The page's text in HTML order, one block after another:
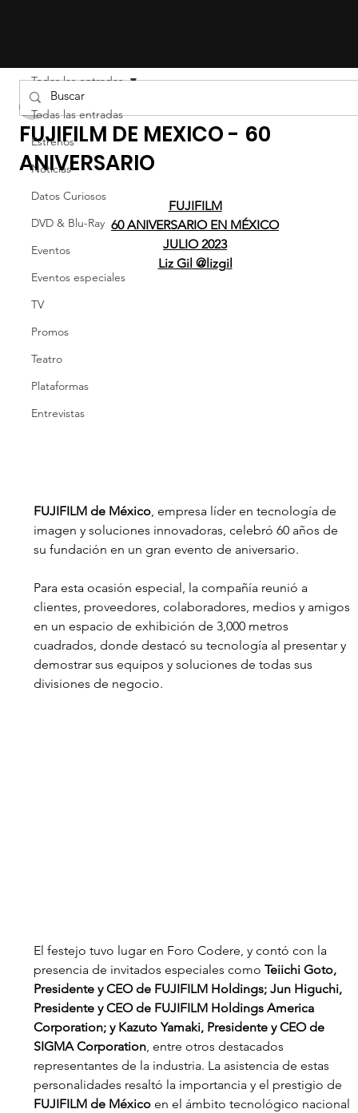
Todas las entradas
Estrenos
Noticias
Datos Curiosos
DVD & Blu-Ray
Eventos
Eventos especiales
TV
Promos
Teatro
Plataformas
Entrevistas
Todas las entradas
FUJIFILM DE MEXICO - 60
ANIVERSARIO
FUJIFILM
60 ANIVERSARIO EN MÉXICO
JULIO 2023
Liz Gil @lizgil
FUJIFILM de México, empresa líder en tecnología de
imagen y soluciones innovadoras, celebró 60 años de
su fundación en un gran evento de aniversario.
Para esta ocasión especial, la compañía reunió a
clientes, proveedores, colaboradores, medios y amigos
en un espacio de exhibición de 3,000 metros
cuadrados, donde destacó su tecnología al presentar y
demostrar sus equipos y soluciones de todas sus
divisiones de negocio.
El festejo tuvo lugar en Foro Codere, y contó con la
presencia de invitados especiales como Teiichi Goto,
Presidente y CEO de FUJIFILM Holdings; Jun Higuchi,
Presidente y CEO de FUJIFILM Holdings America
Corporation; y Kazuto Yamaki, Presidente y CEO de
SIGMA Corporation, entre otros destacados
representantes de la industria. La asistencia de estas
personalidades resaltó la importancia y el prestigio de
FUJIFILM de México en el ámbito tecnológico nacional